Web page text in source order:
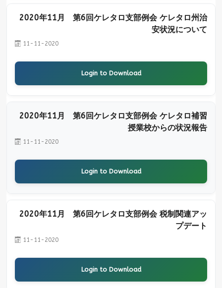
2020年11月 第6回ケレタロ支部例会 ケレタロ州治
安状況について
11-11-2020
Login to Download
2020年11月 第6回ケレタロ支部例会 ケレタロ補習
授業校からの状況報告
11-11-2020
Login to Download
2020年11月 第6回ケレタロ支部例会 税制関連アッ
プデート
11-11-2020
Login to Download